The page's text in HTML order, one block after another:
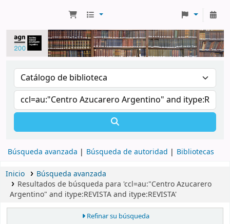
Búsqueda avanzada Búsqueda de autoridad Bibliotecas
Inicio
Búsqueda avanzada
Resultados de búsqueda para 'ccl=au:"Centro Azucarero
Argentino" and itype:REVISTA and itype:REVISTA'
Refinar su búsqueda